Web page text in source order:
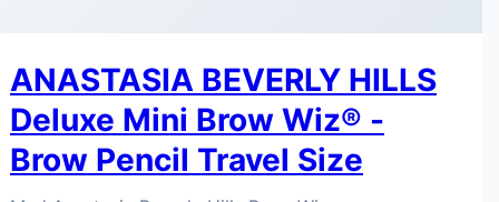
ANASTASIA BEVERLY HILLS
Deluxe Mini Brow Wiz® -
Brow Pencil Travel Size